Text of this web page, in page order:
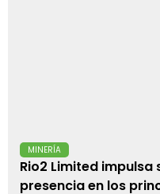
MINERÍA
Rio2 Limited impulsa
presencia en los